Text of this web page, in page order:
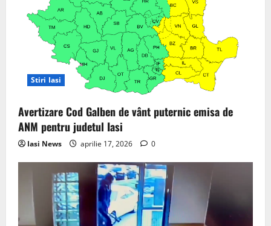
Stiri Iasi
Avertizare Cod Galben de vânt puternic emisa de
ANM pentru judetul Iasi
Iasi News aprilie 17, 2026 0